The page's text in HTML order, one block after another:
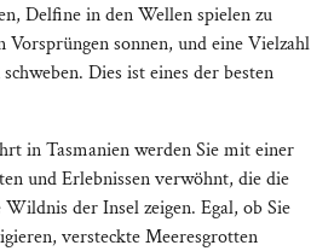
Delfine in den Wellen spielen zu
Vorsprüngen sonnen, und eine Vielzahl
Dies ist eines der besten
in Tasmanien werden Sie mit einer
und Erlebnissen verwöhnt, die die
der Insel zeigen. Egal, ob Sie
versteckte Meeresgrotten